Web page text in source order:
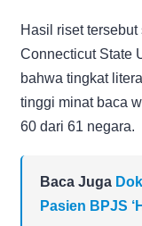
Hasil riset
Connecticut State
bahwa tingkat
tinggi minat baca
60 dari 61 negara.
Baca Juga
Pasien BPJS